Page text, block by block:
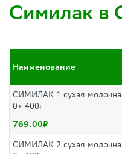
Симилак в
Наименование
СИМИЛАК 1 сухая
0+ 400г
769.00
СИМИЛАК 2 сухая